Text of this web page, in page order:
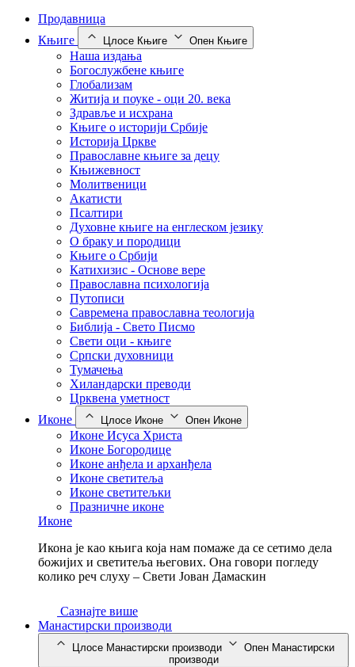
Продавница
Књиге
Цлосе Књиге Опен Књиге
Наша издања
Богослужбене књиге
Глобализам
Житија и поуке - оци 20. века
Здравље и исхрана
Књиге о историји Србије
Историја Цркве
Православне књиге за децу
Књижевност
Молитвеници
Акатисти
Псалтири
Духовне књиге на енглеском језику
О браку и породици
Књиге о Србији
Катихизис - Основе вере
Православна психологија
Путописи
Савремена православна теологија
Библија - Свето Писмо
Свети оци - књиге
Српски духовници
Тумачења
Хиландарски преводи
Црквена уметност
Иконе
Цлосе Иконе Опен Иконе
Иконе Исуса Христа
Иконе Богородице
Иконе анђела и арханђела
Иконе светитеља
Иконе светитељки
Празничне иконе
Иконе
Икона је као књига која нам помаже да се сетимо дела
божијих и светитеља његових. Она говори погледу
колико реч слуху – Свети Јован Дамаскин
Сазнајте више
Манастирски производи
Цлосе Манастирски производи
Опен Манастирски
производи